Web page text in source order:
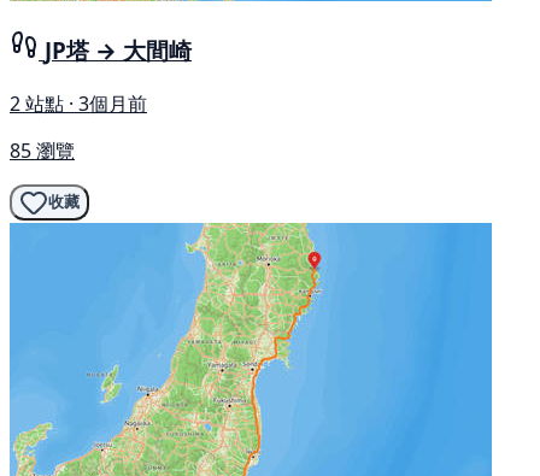
JP塔 → 大間崎
2 站點 · 3個月前
85 瀏覽
收藏